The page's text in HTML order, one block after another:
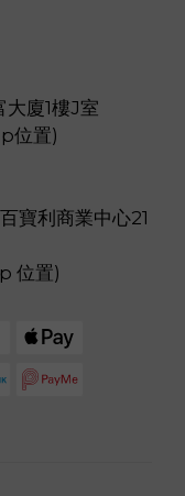
大廈1樓J室
位置)
寶利商業中心21
位置)